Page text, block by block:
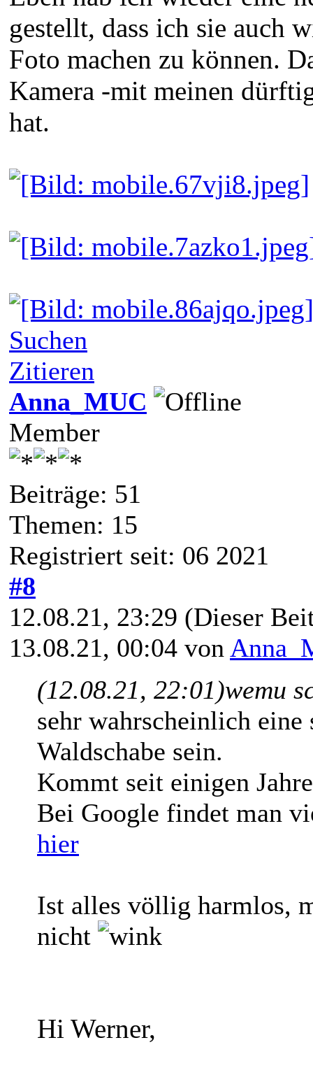
gestellt, dass ich sie auch
Foto machen zu können.
Kamera -mit meinen
hat.
Suchen
Zitieren
Anna_MUC
Member
Beiträge: 51
Themen: 15
Registriert seit: 06 2021
#8
12.08.21, 23:29 (Dieser
13.08.21, 00:04 von
(12.08.21, 22:01)wemu
sehr wahrscheinlich eine
Waldschabe sein.
Kommt seit einigen
Bei Google findet man
hier
Ist alles völlig harmlos,
nicht
Hi Werner,